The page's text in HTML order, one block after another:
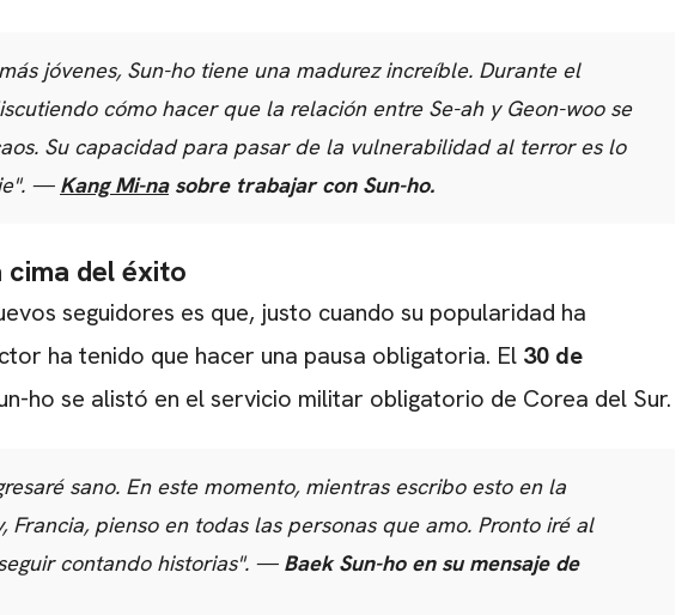
jóvenes, Sun-ho tiene una madurez increíble. Durante el
cómo hacer que la relación entre Se-ah y Geon-woo se
Su capacidad para pasar de la vulnerabilidad al terror es lo
— Kang Mi-nasobre trabajar con Sun-ho.
cima del éxito
seguidores es que, justo cuando su popularidad ha
ha tenido que hacer una pausa obligatoria. El 30 de
ho se alistó en el servicio militar obligatorio de Corea del Sur.
sano. En este momento, mientras escribo esto en la
Francia, pienso en todas las personas que amo. Pronto iré al
contando historias". — Baek Sun-ho en su mensaje de